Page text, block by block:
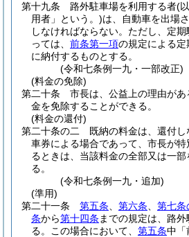
第十九条
路外駐車場を利用する者(
用者」という。)は、自動車を出場
しなければならない。 ただし、定
っては、 前条第一項の規定による定
に納付するものとする。
(令和七条例一九・一部改正)
(料金の免除)
第二十条
市長は、公益上の理由が
金を免除することができる。
(料金の還付)
第二十条の二
既納の料金は、還付し
車券による場合であって、市長が
るときは、当該料金の全部又は一
る。
(令和七条例一九・追加)
(準用)
第二十一条
第五条 第六条 第七条
条から第十四条 までの規定は、路
る。
この場合において、 第五条中「